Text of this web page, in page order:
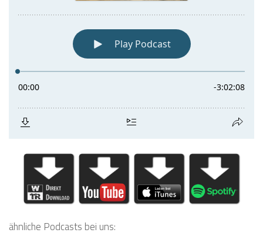
ähnliche Podcasts bei uns: